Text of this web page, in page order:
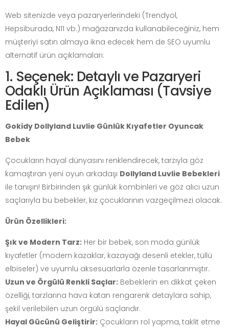
Web sitenizde veya pazaryerlerindeki (Trendyol,
Hepsiburada, N11 vb.) mağazanızda kullanabileceğiniz, hem
müşteriyi satın almaya ikna edecek hem de SEO uyumlu
alternatif ürün açıklamaları:
1. Seçenek: Detaylı ve Pazaryeri
Odaklı Ürün Açıklaması (Tavsiye
Edilen)
Gokidy Dollyland Luvlie Günlük Kıyafetler Oyuncak
Bebek
Çocukların hayal dünyasını renklendirecek, tarzıyla göz
kamaştıran yeni oyun arkadaşı Dollyland Luvlie Bebekleri
ile tanışın! Birbirinden şık günlük kombinleri ve göz alıcı uzun
saçlarıyla bu bebekler, kız çocuklarının vazgeçilmezi olacak.
Ürün Özellikleri:
Şık ve Modern Tarz: Her bir bebek, son moda günlük
kıyafetler (modern kazaklar, kazayağı desenli etekler, tüllü
elbiseler) ve uyumlu aksesuarlarla özenle tasarlanmıştır.
Uzun ve Örgülü Renkli Saçlar: Bebeklerin en dikkat çeken
özelliği, tarzlarına hava katan rengarenk detaylara sahip,
şekil verilebilen uzun örgülü saçlarıdır.
Hayal Gücünü Geliştirir: Çocukların rol yapma, taklit etme